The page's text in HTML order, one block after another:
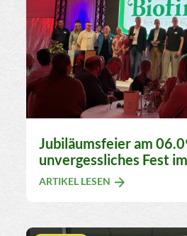
Jubiläumsfeier am
unvergessliches Fest
ARTIKEL LESEN